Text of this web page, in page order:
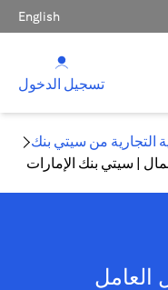
English
تسجيل الدخول
التجارية من سيتي بنك
| سيتي بنك الإمارات
العامل